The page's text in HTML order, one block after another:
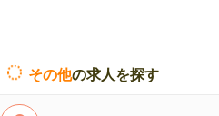
その他の求人を探す